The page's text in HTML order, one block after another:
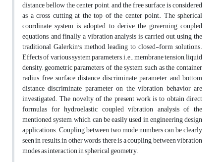
distance bellow the center point, and the free surface is considered
as a cross cutting at the top of the center point. The spherical
coordinate system is adopted to derive the governing coupled
equations, and finally a vibration analysis is carried out, using the
traditional Galerkin's method, leading to closed-form solutions.
Effects of various system parameters, i.e., membrane tension, liquid
density, geometric parameters of the system such as the container
radius, free surface distance discriminate parameter, and bottom
distance discriminate parameter on the vibration behavior are
investigated. The novelty of the present work is to obtain direct
formulas for hydroelastic coupled vibration analysis of the
mentioned system, which can be easily used in engineering design
applications. Coupling between two mode numbers can be clearly
seen in results, in other words, there is a coupling between vibration
modes as interaction in spherical geometry.